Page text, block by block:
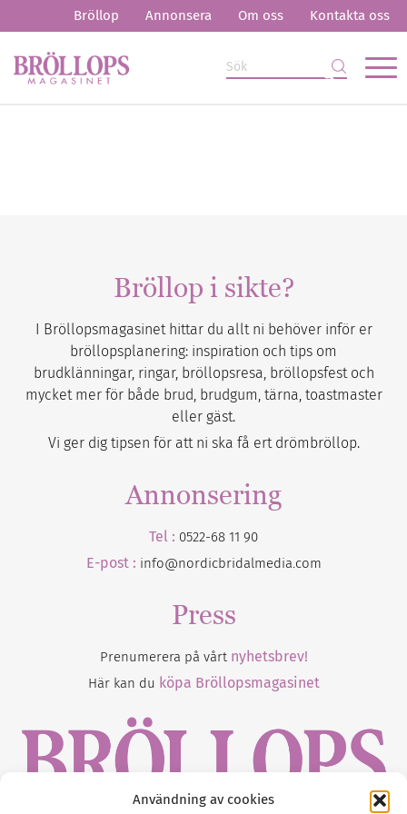
Användning av cookies
Bröllop Annonsera Om oss Kontakta oss
Bröllop i sikte?
I Bröllopsmagasinet hittar du allt ni behöver inför er
bröllopsplanering: inspiration och tips om
brudklänningar, ringar, bröllopsresa, bröllopsfest och
mycket mer för både brud, brudgum, tärna, toastmaster
eller gäst.
Vi ger dig tipsen för att ni ska få ert drömbröllop.
Annonsering
Tel : 0522-68 11 90
E-post : info@nordicbridalmedia.com
Press
Prenumerera på vårt nyhetsbrev!
Här kan du köpa Bröllopsmagasinet